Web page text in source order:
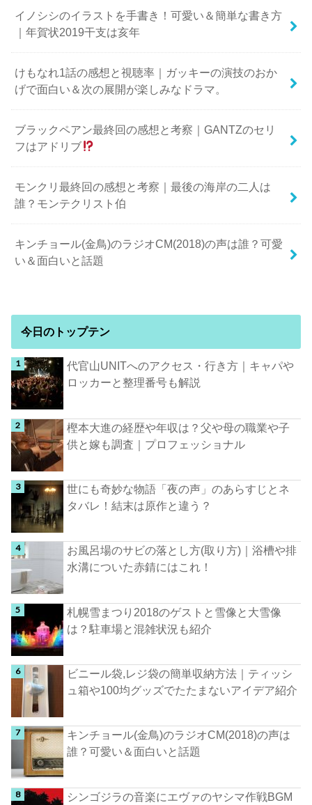
イノシシのイラストを手書き！可愛い＆簡単な書き方
｜年賀状2019干支は亥年
けもなれ1話の感想と視聴率｜ガッキーの演技のおか
げで面白い＆次の展開が楽しみなドラマ。
ブラックペアン最終回の感想と考察｜GANTZのセリ
フはアドリブ
モンクリ最終回の感想と考察｜最後の海岸の二人は
誰？モンテクリスト伯
キンチョール(金鳥)のラジオCM(2018)の声は誰？可愛
い＆面白いと話題
今日のトップテン
代官山UNITへのアクセス・行き方｜キャパや
ロッカーと整理番号も解説
樫本大進の経歴や年収は？父や母の職業や子
供と嫁も調査｜プロフェッショナル
世にも奇妙な物語「夜の声」のあらすじとネ
タバレ！結末は原作と違う？
お風呂場のサビの落とし方(取り方)｜浴槽や排
水溝についた赤錆にはこれ！
札幌雪まつり2018のゲストと雪像と大雪像
は？駐車場と混雑状況も紹介
ビニール袋,レジ袋の簡単収納方法｜ティッシ
ュ箱や100均グッズでたたまないアイデア紹介
キンチョール(金鳥)のラジオCM(2018)の声は
誰？可愛い＆面白いと話題
シンゴジラの音楽にエヴァのヤシマ作戦BGM